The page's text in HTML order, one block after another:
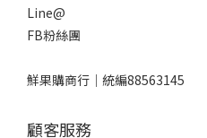
Line@
FB粉絲團
鮮果購商行｜統編88563145
顧客服務